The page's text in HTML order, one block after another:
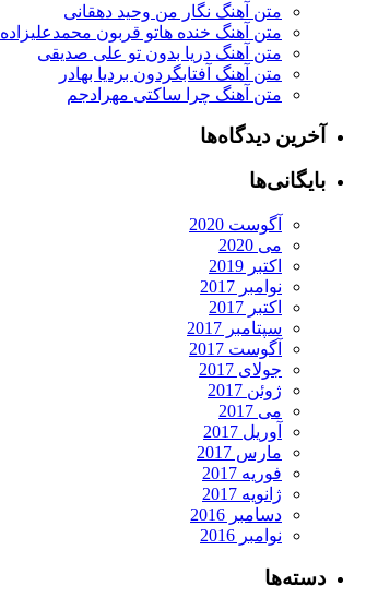
متن آهنگ نگار من وحید دهقانی
متن آهنگ خنده هاتو قربون محمدعلیزاده
متن آهنگ دریا بدون تو علی صدیقی
متن آهنگ آفتابگردون بردیا بهادر
متن آهنگ چرا ساکتی مهرادجم
آخرین دیدگاه‌ها
بایگانی‌ها
آگوست 2020
می 2020
اکتبر 2019
نوامبر 2017
اکتبر 2017
سپتامبر 2017
آگوست 2017
جولای 2017
ژوئن 2017
می 2017
آوریل 2017
مارس 2017
فوریه 2017
ژانویه 2017
دسامبر 2016
نوامبر 2016
دسته‌ها